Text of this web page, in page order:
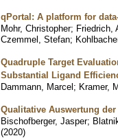
qPortal: A platform for
Mohr, Christopher; Friedrich,
Czemmel, Stefan;
Quadruple Target
Substantial Ligand
Dammann, Marcel; Kramer,
Qualitative Auswertung
Bischofberger, Jasper;
(2020)